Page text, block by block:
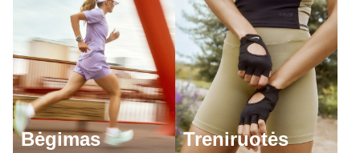
Bėgimas Treniruotės